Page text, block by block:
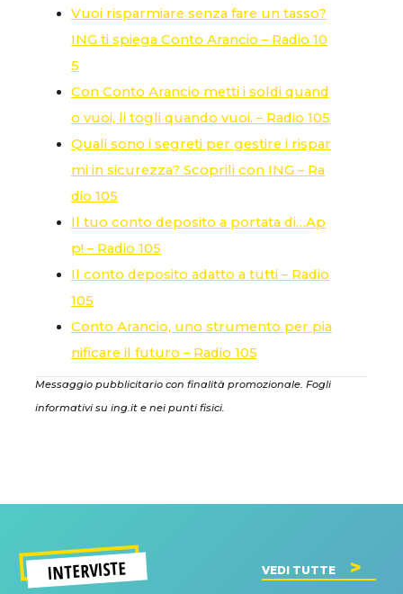
Vuoi risparmiare senza fare un tasso?
ING ti spiega Conto Arancio – Radio 10
5
Con Conto Arancio metti i soldi quand
o vuoi, li togli quando vuoi. – Radio 105
Quali sono i segreti per gestire i rispar
mi in sicurezza? Scoprili con ING – Ra
dio 105
Il tuo conto deposito a portata di…Ap
p! – Radio 105
Il conto deposito adatto a tutti – Radio
105
Conto Arancio, uno strumento per pia
nificare il futuro – Radio 105
Messaggio pubblicitario con finalità promozionale. Fogli
informativi su ing.it e nei punti fisici.
INTERVISTE VEDI TUTTE